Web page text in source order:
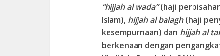
“hijjah al wada”(haji
Islam), hijjah al balagh(haji
kesempurnaan) dan hijjah al
berkenaan dengan